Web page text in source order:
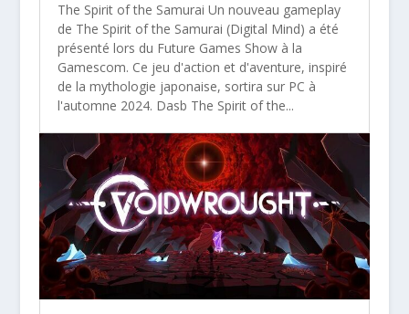
The Spirit of the Samurai Un nouveau gameplay
de The Spirit of the Samurai (Digital Mind) a été
présenté lors du Future Games Show à la
Gamescom. Ce jeu d'action et d'aventure, inspiré
de la mythologie japonaise, sortira sur PC à
l'automne 2024. Dasb The Spirit of the...